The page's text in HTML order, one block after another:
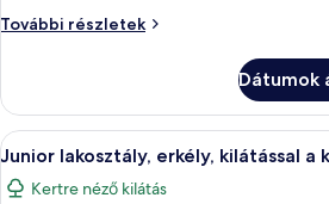
erkély,
városra
További részletek
Superior
erkély,
kilátással
a
további
Dátumok
A
következő
szoba
Egy
5
Junior lakosztály, erkély, kilátással a
Kertre néző kilátás